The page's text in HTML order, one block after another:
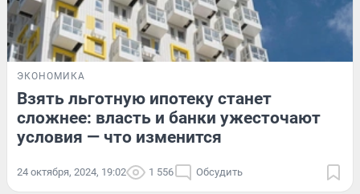
ЭКОНОМИКА
Взять льготную ипотеку станет
сложнее: власть и банки ужесточают
условия — что изменится
24 октября, 2024, 19:02 1 556 Обсудить